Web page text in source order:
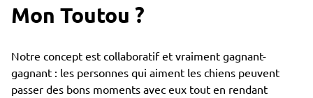
Mon Toutou ?
Notre concept est collaboratif et vraiment gagnant-
gagnant : les personnes qui aiment les chiens peuvent
passer des bons moments avec eux tout en rendant